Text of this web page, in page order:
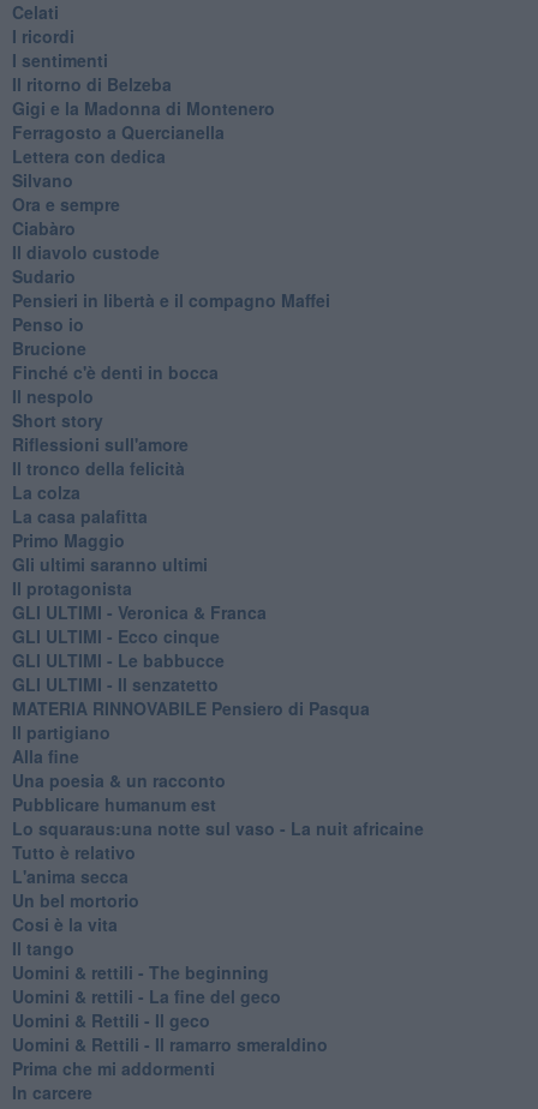
Celati
I ricordi
I sentimenti
Il ritorno di Belzeba
Gigi e la Madonna di Montenero
Ferragosto a Quercianella
Lettera con dedica
Silvano
Ora e sempre
Ciabàro
Il diavolo custode
Sudario
Pensieri in libertà e il compagno Maffei
Penso io
Brucione
Finché c'è denti in bocca
Il nespolo
Short story
Riflessioni sull'amore
Il tronco della felicità
La colza
La casa palafitta
Primo Maggio
Gli ultimi saranno ultimi
Il protagonista
GLI ULTIMI - Veronica & Franca
GLI ULTIMI - Ecco cinque
GLI ULTIMI - Le babbucce
GLI ULTIMI - Il senzatetto
MATERIA RINNOVABILE Pensiero di Pasqua
Il partigiano
Alla fine
Una poesia & un racconto
Pubblicare humanum est
Lo squaraus:una notte sul vaso - La nuit africaine
Tutto è relativo
L'anima secca
Un bel mortorio
Cosi è la vita
Il tango
​Uomini & rettili - The beginning
​Uomini & rettili - La fine del geco
Uomini & Rettili - Il geco
Uomini & Rettili - Il ramarro smeraldino
Prima che mi addormenti
In carcere